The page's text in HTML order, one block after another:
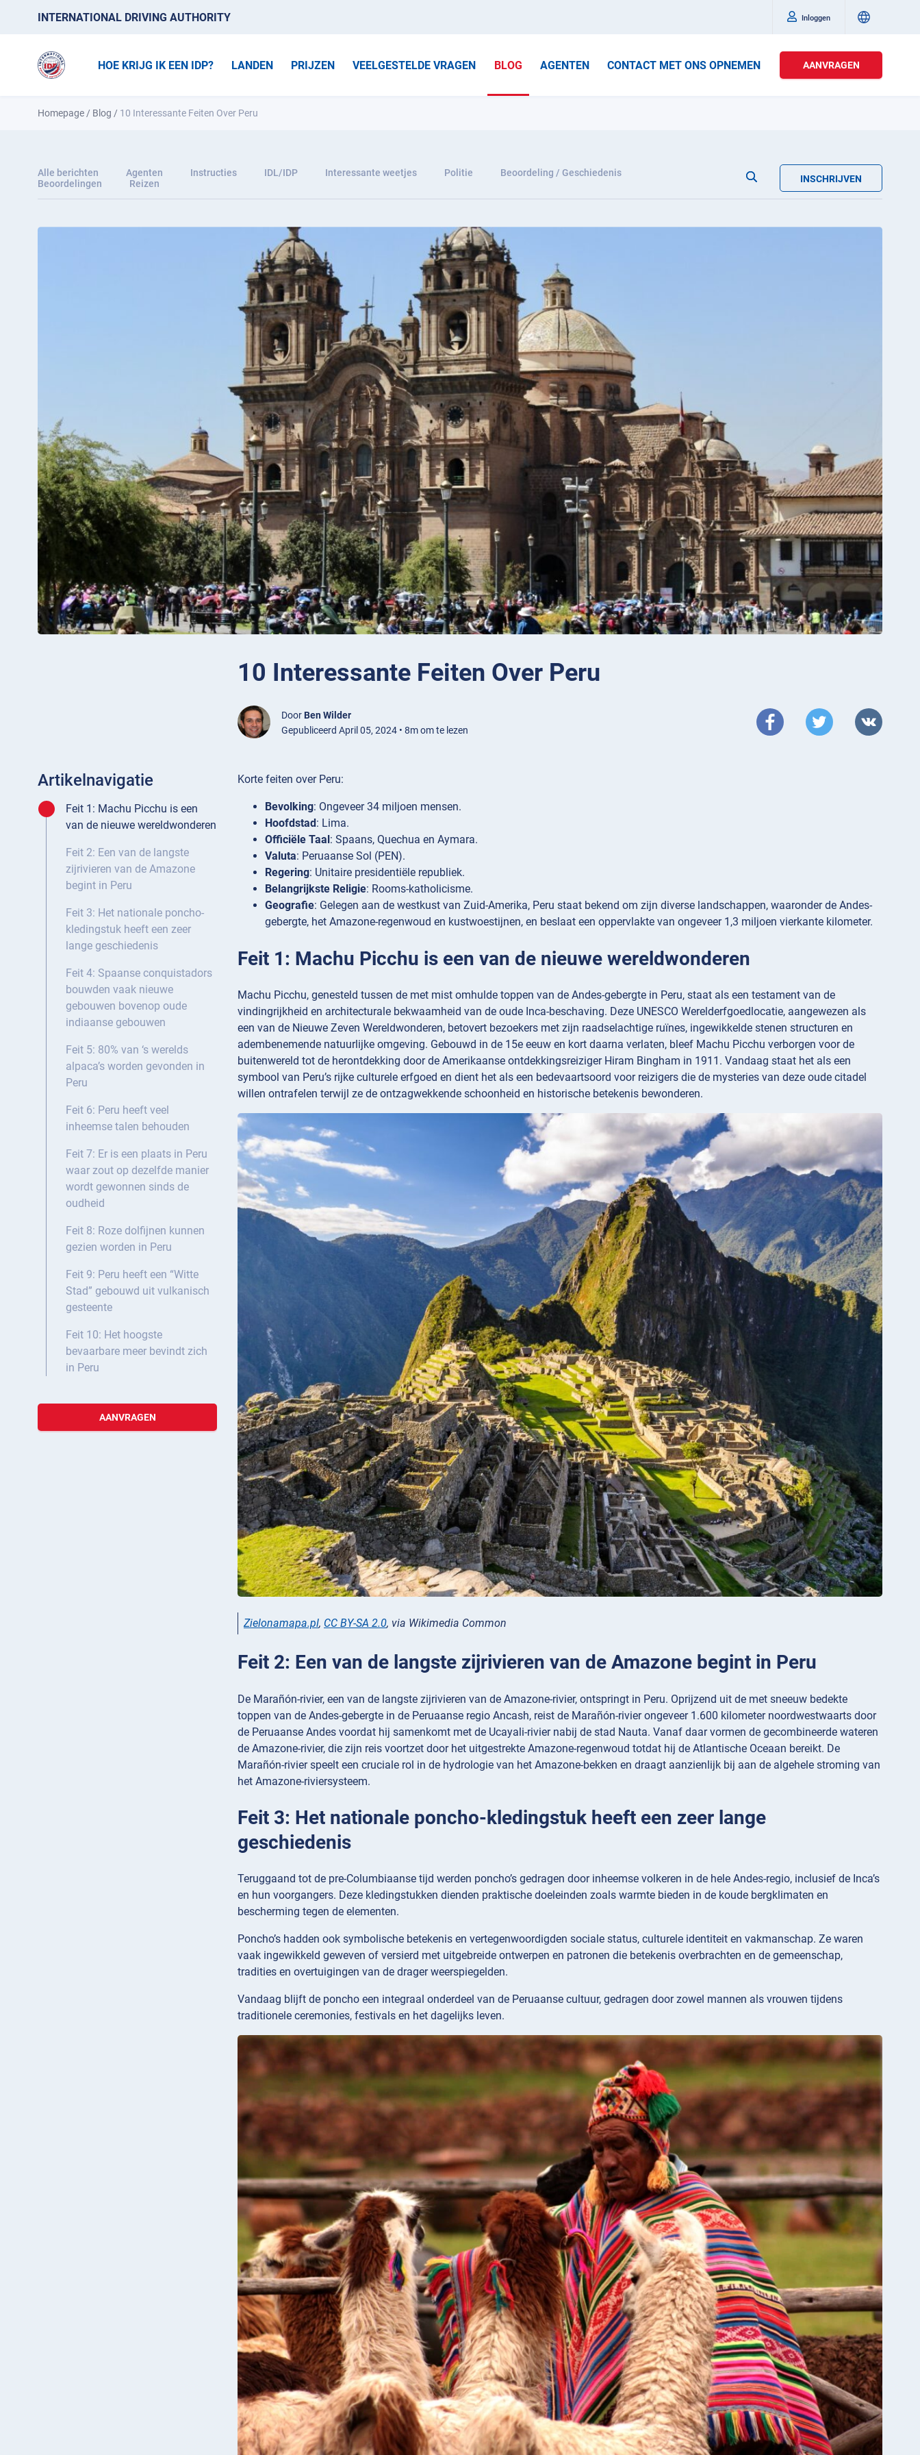
INTERNATIONAL DRIVING AUTHORITY Inloggen
HOE KRIJG IK EEN IDP? LANDEN PRIJZEN VEELGESTELDE VRAGEN BLOG AGENTEN CONTACT MET ONS OPNEMEN AANVRAGEN
Homepage / Blog / 10 Interessante Feiten Over Peru
Alle berichten Agenten Instructies IDL/IDP Interessante weetjes Politie
Beoordeling / Geschiedenis
Beoordelingen
Reizen INSCHRIJVEN
10 Interessante Feiten Over Peru
Door Ben Wilder
Gepubliceerd April 05, 2024 • 8m om te lezen
Artikelnavigatie
Feit 1: Machu Picchu is een
van de nieuwe wereldwonderen
Feit 2: Een van de langste
zijrivieren van de Amazone
begint in Peru
Feit 3: Het nationale poncho-
kledingstuk heeft een zeer
lange geschiedenis
Feit 4: Spaanse conquistadors
bouwden vaak nieuwe
gebouwen bovenop oude
indiaanse gebouwen
Feit 5: 80% van ‘s werelds
alpaca’s worden gevonden in
Peru
Feit 6: Peru heeft veel
inheemse talen behouden
Feit 7: Er is een plaats in Peru
waar zout op dezelfde manier
wordt gewonnen sinds de
oudheid
Feit 8: Roze dolfijnen kunnen
gezien worden in Peru
Feit 9: Peru heeft een “Witte
Stad” gebouwd uit vulkanisch
gesteente
Feit 10: Het hoogste
bevaarbare meer bevindt zich
in Peru
AANVRAGEN
Korte feiten over Peru:
Bevolking: Ongeveer 34 miljoen mensen.
Hoofdstad : Lima.
Officiële Taal : Spaans, Quechua en Aymara.
Valuta: Peruaanse Sol (PEN).
Regering: Unitaire presidentiële republiek.
Belangrijkste Religie: Rooms-katholicisme.
Geografie: Gelegen aan de westkust van Zuid-Amerika, Peru staat bekend om zijn diverse landschappen, waaronder de Andes-
gebergte, het Amazone-regenwoud en kustwoestijnen, en beslaat een oppervlakte van ongeveer 1,3 miljoen vierkante kilometer.
Feit 1: Machu Picchu is een van de nieuwe wereldwonderen
Machu Picchu, genesteld tussen de met mist omhulde toppen van de Andes-gebergte in Peru, staat als een testament van de
vindingrijkheid en architecturale bekwaamheid van de oude Inca-beschaving. Deze UNESCO Werelderfgoedlocatie, aangewezen als
een van de Nieuwe Zeven Wereldwonderen, betovert bezoekers met zijn raadselachtige ruïnes, ingewikkelde stenen structuren en
adembenemende natuurlijke omgeving. Gebouwd in de 15e eeuw en kort daarna verlaten, bleef Machu Picchu verborgen voor de
buitenwereld tot de herontdekking door de Amerikaanse ontdekkingsreiziger Hiram Bingham in 1911. Vandaag staat het als een
symbool van Peru’s rijke culturele erfgoed en dient het als een bedevaartsoord voor reizigers die de mysteries van deze oude citadel
willen ontrafelen terwijl ze de ontzagwekkende schoonheid en historische betekenis bewonderen.
Zielonamapa.pl, CC BY-SA 2.0, via Wikimedia Common
Feit 2: Een van de langste zijrivieren van de Amazone begint in Peru
De Marañón-rivier, een van de langste zijrivieren van de Amazone-rivier, ontspringt in Peru. Oprijzend uit de met sneeuw bedekte
toppen van de Andes-gebergte in de Peruaanse regio Ancash, reist de Marañón-rivier ongeveer 1.600 kilometer noordwestwaarts door
de Peruaanse Andes voordat hij samenkomt met de Ucayali-rivier nabij de stad Nauta. Vanaf daar vormen de gecombineerde wateren
de Amazone-rivier, die zijn reis voortzet door het uitgestrekte Amazone-regenwoud totdat hij de Atlantische Oceaan bereikt. De
Marañón-rivier speelt een cruciale rol in de hydrologie van het Amazone-bekken en draagt aanzienlijk bij aan de algehele stroming van
het Amazone-riviersysteem.
Feit 3: Het nationale poncho-kledingstuk heeft een zeer lange
geschiedenis
Teruggaand tot de pre-Columbiaanse tijd werden poncho’s gedragen door inheemse volkeren in de hele Andes-regio, inclusief de Inca’s
en hun voorgangers. Deze kledingstukken dienden praktische doeleinden zoals warmte bieden in de koude bergklimaten en
bescherming tegen de elementen.
Poncho’s hadden ook symbolische betekenis en vertegenwoordigden sociale status, culturele identiteit en vakmanschap. Ze waren
vaak ingewikkeld geweven of versierd met uitgebreide ontwerpen en patronen die betekenis overbrachten en de gemeenschap,
tradities en overtuigingen van de drager weerspiegelden.
Vandaag blijft de poncho een integraal onderdeel van de Peruaanse cultuur, gedragen door zowel mannen als vrouwen tijdens
traditionele ceremonies, festivals en het dagelijks leven.